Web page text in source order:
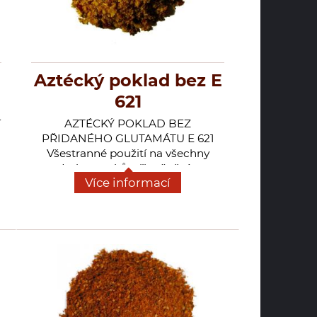
Aztécký poklad bez E
621
AZTÉCKÝ POKLAD BEZ
PŘIDANÉHO GLUTAMÁTU E 621
Všestranné použití na všechny
druhy steaků, při rožnění a
grilování, na zapečené vepřové
plátky, do marinád, omáček a šťáv,
těstovin, rýže, a dušené zeleniny.
Více informací